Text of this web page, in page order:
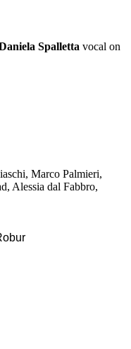
Spalletta vocal on
Marco Palmieri,
Alessia dal Fabbro,